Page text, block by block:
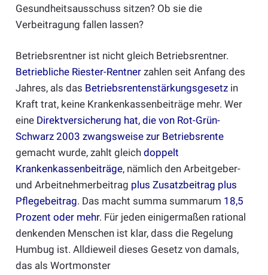
Gesundheitsausschuss sitzen? Ob sie die
Verbeitragung fallen lassen?
Betriebsrentner ist nicht gleich Betriebsrentner.
Betriebliche Riester-Rentnerzahlen seit Anfang des
Jahres, als das Betriebsrentenstärkungsgesetzin
Kraft trat, keine Krankenkassenbeiträge mehr. Wer
eine Direktversicherung hat, die von Rot-Grün-
Schwarz 2003 zwangsweise zur Betriebsrente
gemacht wurde, zahlt gleich doppelt
Krankenkassenbeiträge, nämlich den Arbeitgeber-
und Arbeitnehmerbeitrag plus Zusatzbeitrag plus
Pflegebeitrag. Das macht summa summarum 18,5
Prozent oder mehr. Für jeden einigermaßen rational
denkenden Menschen ist klar, dass die Regelung
Humbug ist. Alldieweil dieses Gesetz von damals,
das als Wortmonster